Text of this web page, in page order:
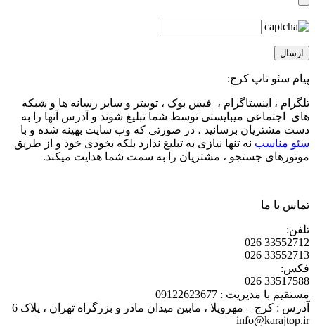
پیام سئو تاپ کرج:
تلگرام ، اینستاگرام ، فیس بوک ، توییتر و سایر رسانه ها و شبکه
های اجتماعی میبایستی توسط شما تبلیغ شوند و آدرس آنها را به
دست مشتریان برسانید ، در صورتی که وب سایت بهینه شده و با
سئو مناسب نه تنها نیازی به تبلیغ ندارد بلکه بخودی خود و از طریق
موتورهای جستجو ، مشتریان را به سمت شما هدایت میکند.
تماس با ما
تلفن:
33552712 026
33552713 026
فکس:
33517588 026
مستقیم با مدیریت : 09122623677
آدرس : کرج – مهرویلا ، مابین میدان مادر و بزرگراه تهران ، پلاک 6
info@karajtop.ir